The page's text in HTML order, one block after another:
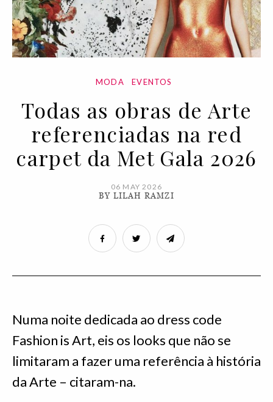
MODA EVENTOS
Todas as obras de Arte
referenciadas na red
carpet da Met Gala 2026
06 MAY 2026
BY LILAH RAMZI
Numa noite dedicada ao dress code
Fashion is Art, eis os looks que não se
limitaram a fazer uma referência à história
da Arte – citaram-na.